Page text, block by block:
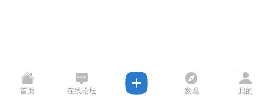
首页 在线论坛 发现 我的